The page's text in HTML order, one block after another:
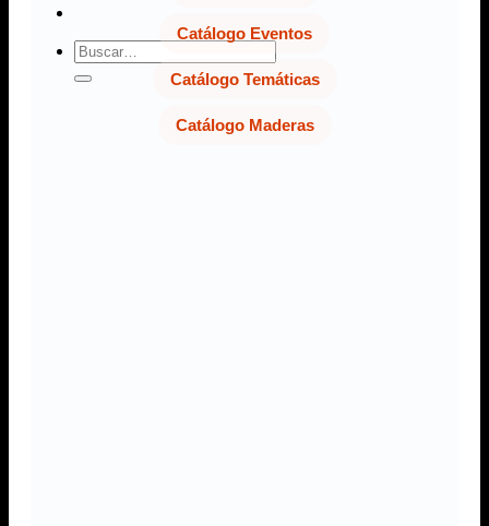
Buscar
por:
Catálogo Eventos
Catálogo Temáticas
Catálogo Maderas